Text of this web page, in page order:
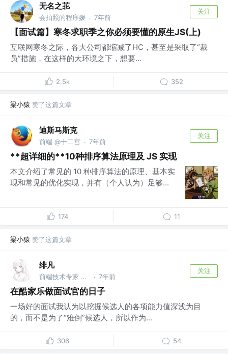
无名之苝
会拍照的程序媛 · 7年前
关注
【面试篇】寒冬求职季之你必须要懂的原生JS(上)
互联网寒冬之际，各大公司都缩减了HC，甚至是采取了“裁
员”措施，在这样的大环境之下，想要...
2.5k 352
梁小猿 赞了这篇文章
迪斯马斯克
前端 @十二宫 · 7年前
关注
**超详细的**10种排序算法原理及 JS 实现
本文介绍了常见的 10 种排序算法的原理、基本实
现和常见的优化实现，并有（个人认为）足够...
174 11
梁小猿 赞了这篇文章
绯凡
前端技术专家 @字节跳动 · 7年前
关注
在酷家乐做面试官的日子
一场好的面试我认为以挖掘候选人的各项能力值深浅为目
的，而不是为了“难倒”候选人，所以作为...
306 54